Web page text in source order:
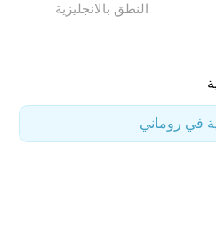
النطق بالانجليزية
في روماني